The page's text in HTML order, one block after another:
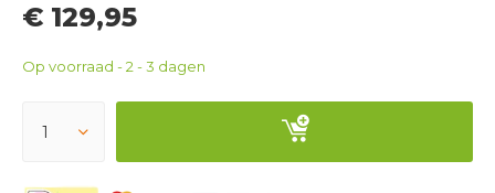
€ 129,95
Op voorraad - 2 - 3 dagen